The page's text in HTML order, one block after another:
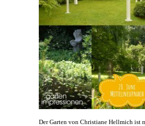
Der Garten von Christiane Hellmich ist